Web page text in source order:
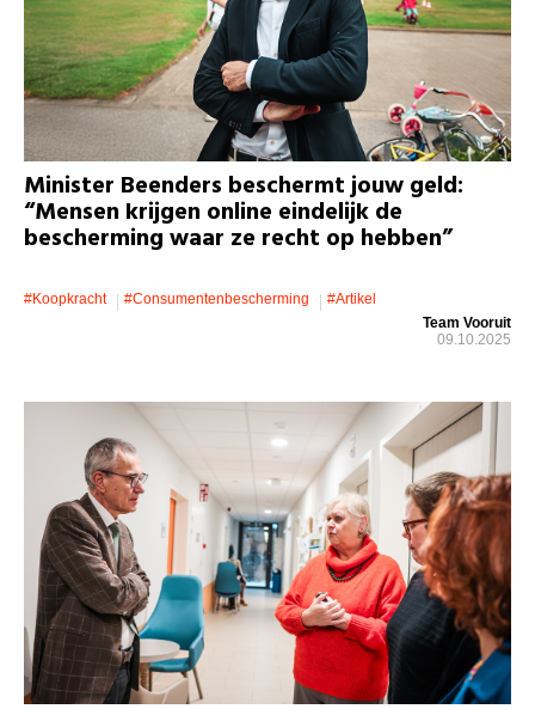
Minister Beenders beschermt jouw geld:
“Mensen krijgen online eindelijk de
bescherming waar ze recht op hebben”
#koopkracht #consumentenbescherming
#artikel
Team Vooruit
09.10.2025